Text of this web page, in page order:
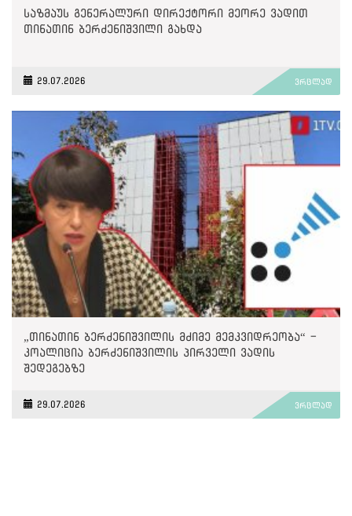
საზმაუს გენერალური დირექტორი მეორე ვადით
თინათინ ბერძენიშვილი გახდა
29.07.2026 ვრცლად
„თინათინ ბერძენიშვილის მძიმე მემკვიდრეობა“ -
კოალიცია ბერძენიშვილის პირველი ვადის
შედეგებზე
29.07.2026 ვრცლად